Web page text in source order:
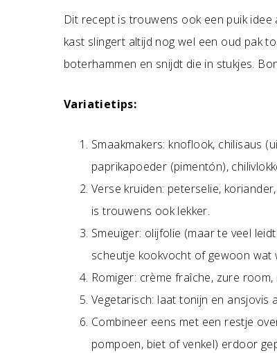
Dit recept is trouwens ook een puik
kast slingert altijd nog wel een oud pak
boterhammen en snijdt die in stukjes.
Variatietips:
Smaakmakers: knoflook, chilisaus
paprikapoeder (pimentón),
Verse kruiden: peterselie,
is trouwens ook lekker.
Smeuïger: olijfolie (maar te veel
scheutje kookvocht of gewoon wat
Romiger: crème fraîche, zure
Vegetarisch: laat tonijn en ansjovis
Combineer eens met een restje
pompoen, biet of venkel) erdoor